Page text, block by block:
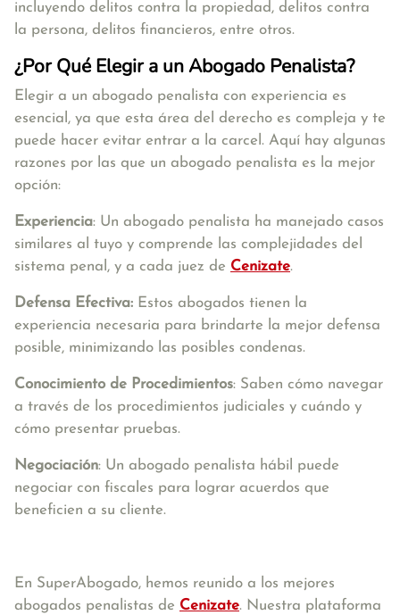
incluyendo delitos contra la propiedad, delitos contra
la persona, delitos financieros, entre otros.
¿Por Qué Elegir a un Abogado Penalista?
Elegir a un abogado penalista con experiencia es
esencial, ya que esta área del derecho es compleja y te
puede hacer evitar entrar a la carcel. Aquí hay algunas
razones por las que un abogado penalista es la mejor
opción:
Experiencia: Un abogado penalista ha manejado casos
similares al tuyo y comprende las complejidades del
sistema penal, y a cada juez de Cenizate.
Defensa Efectiva: Estos abogados tienen la
experiencia necesaria para brindarte la mejor defensa
posible, minimizando las posibles condenas.
Conocimiento de Procedimientos: Saben cómo navegar
a través de los procedimientos judiciales y cuándo y
cómo presentar pruebas.
Negociación: Un abogado penalista hábil puede
negociar con fiscales para lograr acuerdos que
beneficien a su cliente.
En SuperAbogado, hemos reunido a los mejores
abogados penalistas de Cenizate. Nuestra plataforma